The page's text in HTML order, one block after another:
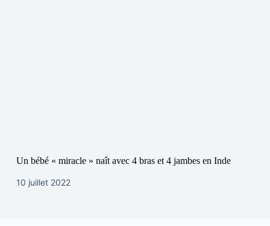
Un bébé « miracle » naît avec 4 bras et 4 jambes en Inde
10 juillet 2022